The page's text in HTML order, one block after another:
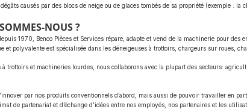
causés par des blocs de neige ou de glaces tombés de sa propriété (exemple : la
NOUS ?
1970, Benco Pièces et Services répare, adapte et vend de la machinerie pour des
polyvalente est spécialisée dans les déneigeuses à trottoirs, chargeurs sur roues,
trottoirs et machineries lourdes, nous collaborons avec la plupart des secteurs:
par nos produits conventionnels d’abord, mais aussi de pouvoir travailler en
de partenariat et d’échange d’idées entre nos employés, nos partenaires et les